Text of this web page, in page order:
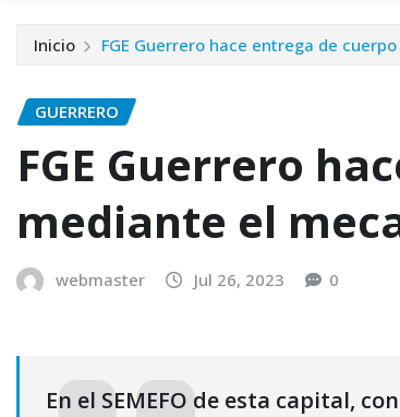
Inicio FGE Guerrero hace entrega de
GUERRERO
FGE Guerrero
mediante el
webmaster Jul 26, 2023 0
En el SEMEFO de esta capital,